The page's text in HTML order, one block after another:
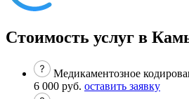
Стоимость услуг в
Медикаментозное
6 000 руб. оставить заявку